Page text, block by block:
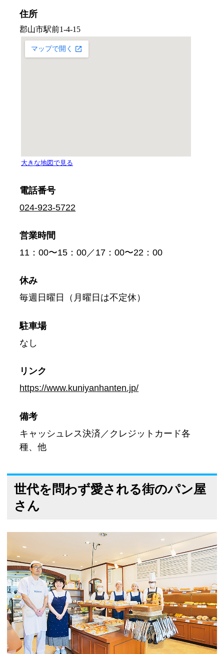
住所
電話番号
024-923-5722
営業時間
11：00〜15：00／17：00〜22：00
休み
毎週日曜日（月曜日は不定休）
駐車場
なし
リンク
https://www.kuniyanhanten.jp/
備考
キャッシュレス決済／クレジットカード各
種、他
世代を問わず愛される街のパン屋
さん